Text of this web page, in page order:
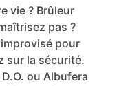
tendres.
qui n’a
que vous